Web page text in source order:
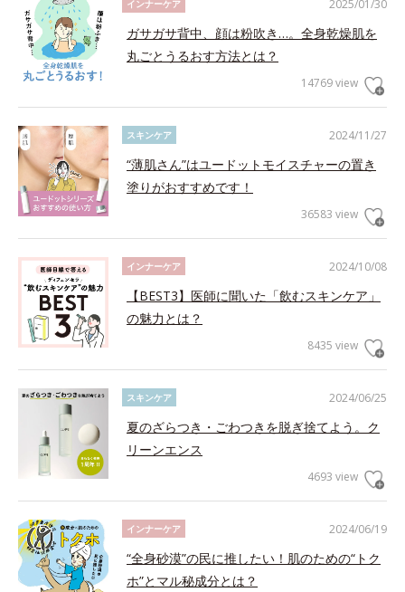
2025/01/30
インナーケア
ガサガサ背中、顔は粉吹き…。全身乾燥肌を
丸ごとうるおす方法とは？
14769 view
2024/11/27
スキンケア
“薄肌さん”はユードットモイスチャーの置き
塗りがおすすめです！
36583 view
2024/10/08
インナーケア
【BEST3】医師に聞いた「飲むスキンケア」
の魅力とは？
8435 view
2024/06/25
スキンケア
夏のざらつき・ごわつきを脱ぎ捨てよう。ク
リーンエンス
4693 view
2024/06/19
インナーケア
“全身砂漠”の民に推したい！肌のための“トク
ホ”とマル秘成分とは？